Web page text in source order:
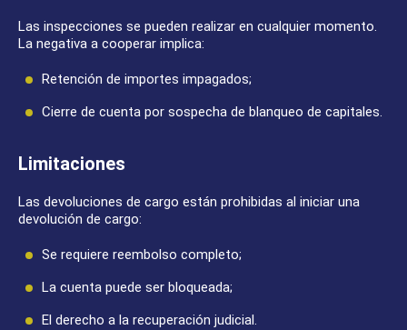
Las inspecciones se pueden realizar en cualquier momento.
La negativa a cooperar implica:
Retención de importes impagados;
Cierre de cuenta por sospecha de blanqueo de capitales.
Limitaciones
Las devoluciones de cargo están prohibidas al iniciar una
devolución de cargo:
Se requiere reembolso completo;
La cuenta puede ser bloqueada;
El derecho a la recuperación judicial.